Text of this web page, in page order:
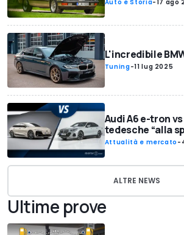
Auto e Storia- 17 ago
L'incredibile
Tuning-11 lug 2025
Audi A6 e-tron
tedesche “alla
Attualità e mercato -
ALTRE NEWS
Ultime prove